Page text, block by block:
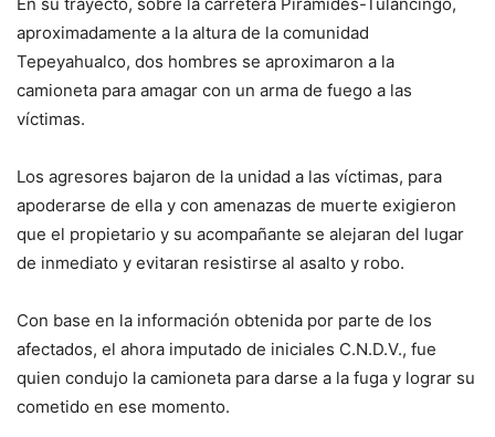
aproximadamente a la altura de la comunidad
Tepeyahualco, dos hombres se aproximaron a la
camioneta para amagar con un arma de fuego a las
víctimas.
Los agresores bajaron de la unidad a las víctimas, para
apoderarse de ella y con amenazas de muerte exigieron
que el propietario y su acompañante se alejaran del lugar
de inmediato y evitaran resistirse al asalto y robo.
Con base en la información obtenida por parte de los
afectados, el ahora imputado de iniciales C.N.D.V., fue
quien condujo la camioneta para darse a la fuga y lograr su
cometido en ese momento.